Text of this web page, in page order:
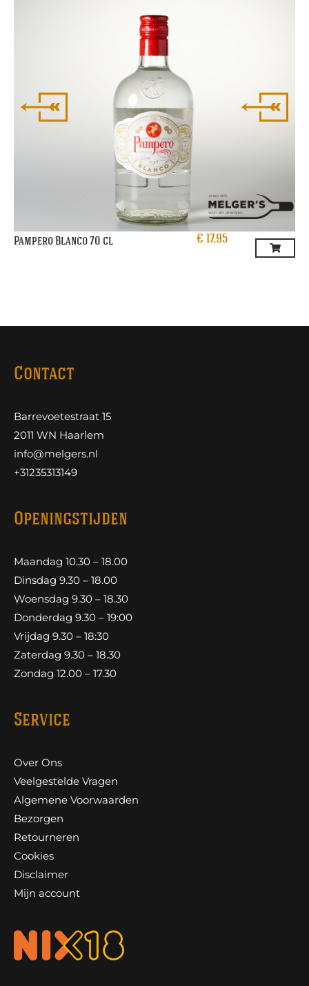
Pampero Blanco 70 cl € 17,95
Contact
Barrevoetestraat 15
2011 WN Haarlem
info@melgers.nl
+31235313149
Openingstijden
Maandag 10.30 – 18.00
Dinsdag 9.30 – 18.00
Woensdag 9.30 – 18.30
Donderdag 9.30 – 19:00
Vrijdag 9.30 – 18:30
Zaterdag 9.30 – 18.30
Zondag 12.00 – 17.30
Service
Over Ons
Veelgestelde Vragen
Algemene Voorwaarden
Bezorgen
Retourneren
Cookies
Disclaimer
Mijn account